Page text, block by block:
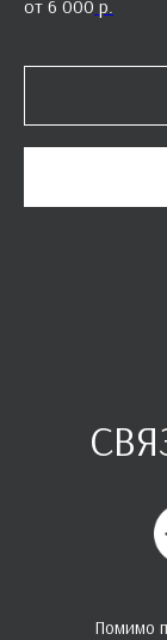
6 000 р.
Помимо